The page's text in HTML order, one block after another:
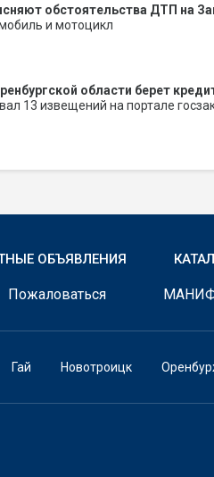
обстоятельства ДТП на
и мотоцикл
области берет
13 извещений на портале
ОБЪЯВЛЕНИЯ
Пожаловаться
Гай Новотроицк